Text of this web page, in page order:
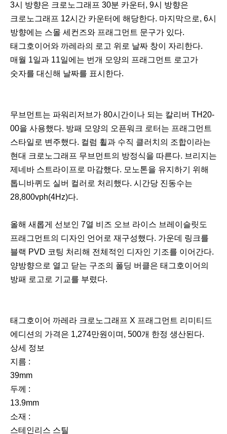
3시 방향은 크로노그래프 30분 카운터, 9시 방향은
크로노그래프 12시간 카운터에 해당한다. 마지막으로, 6시
방향에는 스몰 세컨즈와 프래그먼트 문구가 있다.
태그호이어와 까레라의 로고 위로 날짜 창이 자리한다.
매월 1일과 11일에는 번개 모양의 프래그먼트 로고가
숫자를 대신해 날짜를 표시한다.
무브먼트는 파워리저브가 80시간이나 되는 칼리버 TH20-
00을 사용했다. 방패 모양의 오픈워크 로터는 프래그먼트
스타일로 변주했다. 컬럼 휠과 수직 클러치의 조합이라는
현대 크로노그래프 무브먼트의 방정식을 따른다. 브리지는
제네바 스트라이프로 마감했다. 모노톤을 유지하기 위해
톱니바퀴도 실버 컬러로 처리했다. 시간당 진동수는
28,800vph(4Hz)다.
올해 새롭게 선보인 7열 비즈 오브 라이스 브레이슬릿도
프래그먼트의 디자인 언어로 재구성했다. 가운데 링크를
블랙 PVD 코팅 처리해 전체적인 디자인 기조를 이어간다.
양방향으로 열고 닫는 구조의 폴딩 버클은 태그호이어의
방패 로고로 기교를 부렸다.
태그호이어 까레라 크로노그래프 X 프래그먼트 리미티드
에디션의 가격은 1,274만원이며, 500개 한정 생산된다.
상세 정보
지름 :
39mm
두께 :
13.9mm
소재 :
스테인리스 스틸